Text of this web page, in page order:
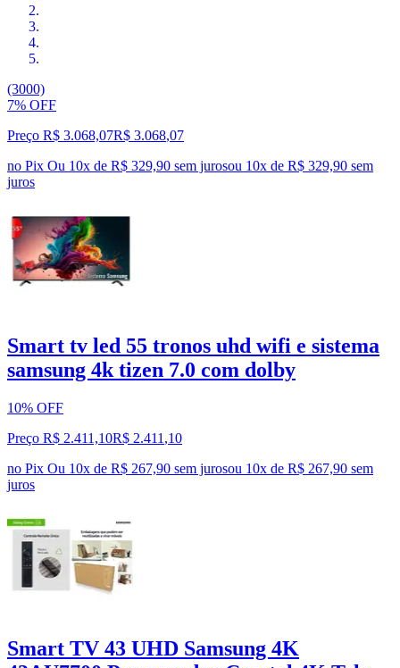
(3000)
7% OFF
Preço R$ 3.068,07R$ 3.068,07
no Pix Ou 10x de R$ 329,90 sem jurosou 10x de R$ 329,90 sem
juros
Smart tv led 55 tronos uhd wifi e sistema
samsung 4k tizen 7.0 com dolby
10% OFF
Preço R$ 2.411,10R$ 2.411 ,10
no Pix Ou 10x de R$ 267,90 sem jurosou 10x de R$ 267,90 sem
juros
Smart TV 43 UHD Samsung 4K